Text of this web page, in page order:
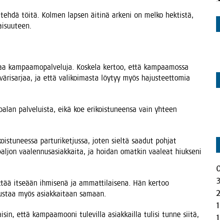
töi­tä. Kol­men lap­sen äiti­nä arke­ni on mel­ko hek­tis­tä,
Kos­ke­la ker­too, että kam­paa­mos­sa
ja että vali­koi­mas­ta löy­tyy myös hajus­teet­to­mia
pal­ve­luis­ta, eikä koe eri­kois­tu­neen­sa vain yhteen
par­tu­ri­ket­jus­sa, joten siel­tä saa­dut poh­jat
vaa­len­nus­asiak­kai­ta, ja hoi­dan omat­kin vaa­leat hiuk­se­ni
itse­ään ihmi­se­nä ja ammat­ti­lai­se­na. Hän ker­too
myös asiak­kai­taan samaan.
että kam­paa­moo­ni tule­vil­la asiak­kail­la tuli­si tun­ne sii­tä,